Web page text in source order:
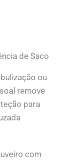
de Saco
ou
remove
para
com